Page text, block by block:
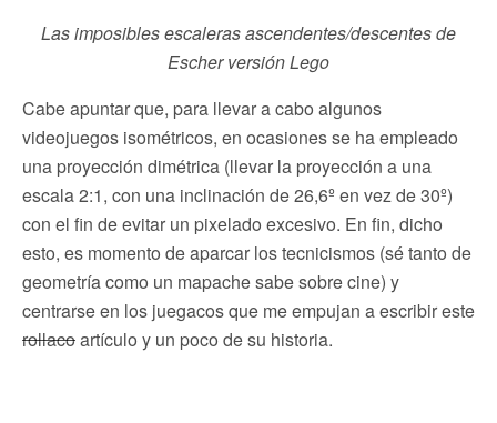
Las imposibles escaleras ascendentes/descentes de
Escher versión Lego
Cabe apuntar que, para llevar a cabo algunos
videojuegos isométricos, en ocasiones se ha empleado
una proyección dimétrica (llevar la proyección a una
escala 2:1, con una inclinación de 26,6º en vez de 30º)
con el fin de evitar un pixelado excesivo. En fin, dicho
esto, es momento de aparcar los tecnicismos (sé tanto de
geometría como un mapache sabe sobre cine) y
centrarse en los juegacos que me empujan a escribir este
rollacoartículo y un poco de su historia.